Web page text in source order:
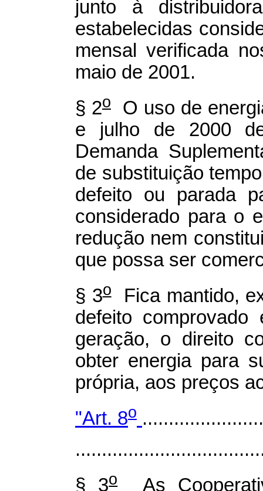
junto à
estabelecidas
mensal verificada
maio de 2001.
§ 2o
O uso de
e julho de 2000
Demanda
de substituição
defeito ou parada
considerado para o
redução nem
que possa ser
§ 3oFica mantido,
defeito
geração, o direito
obter energia para
própria, aos preços
"Art. 8o
§ 3oAs